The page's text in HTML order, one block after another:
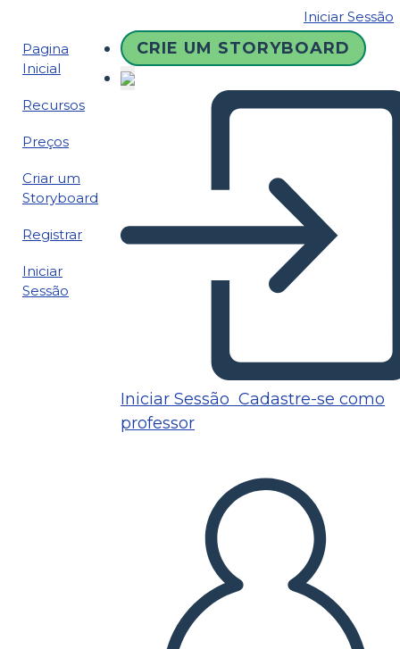
Iniciar Sessão
Pagina
Inicial
Recursos
Preços
Criar um
Storyboard
Registrar
Iniciar
Sessão
CRIE UM STORYBOARD
Iniciar Sessão Cadastre-se como
professor